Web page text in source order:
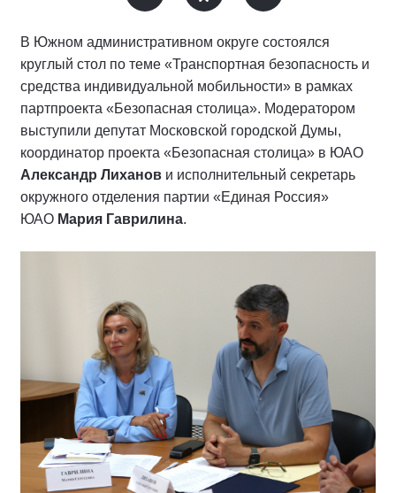
В Южном административном округе состоялся
круглый стол по теме «Транспортная безопасность и
средства индивидуальной мобильности» в рамках
партпроекта «Безопасная столица». Модератором
выступили депутат Московской городской Думы,
координатор проекта «Безопасная столица» в ЮАО
Александр Лиханов и исполнительный секретарь
окружного отделения партии «Единая Россия»
ЮАО Мария Гаврилина.